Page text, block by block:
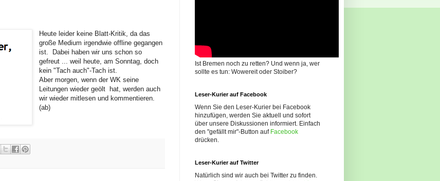
Heute leider keine Blatt-Kritik, da das
große Medium irgendwie offline gegangen
ist. Dabei haben wir uns schon so
gefreut ... weil heute, am Sonntag, doch
kein "Tach auch"-Tach ist.
Aber morgen, wenn der WK seine
Leitungen wieder geölt hat, werden auch
wir wieder mitlesen und kommentieren.
(ab)
Ist Bremen noch zu retten? Und wenn ja, wer
sollte es tun: Wowereit oder Stoiber?
Leser-Kurier auf Facebook
Wenn Sie den Leser-Kurier bei Facebook
hinzufügen, werden Sie aktuell und sofort
über unsere Diskussionen informiert. Einfach
den "gefällt mir"-Button auf Facebook
drücken.
Leser-Kurier auf Twitter
Natürlich sind wir auch bei Twitter zu finden.